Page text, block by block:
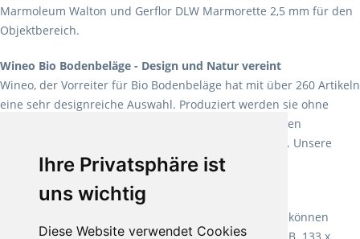
Ihre Privatsphäre ist
uns wichtig
Diese Website verwendet Cookies
Marmoleum Walton und Gerflor DLW Marmorette 2,5 mm für den
Objektbereich.
Wineo Bio Bodenbeläge - Design und Natur vereint
Wineo, der Vorreiter für Bio Bodenbeläge hat mit über 260 Artikeln
eine sehr designreiche Auswahl. Produziert werden sie ohne
Weichmacher und Lösungsmittel. Mit allen verfügbaren
Verlegearten ist er für jegliche Bauvorhaben attraktiv. Unsere
Empfehlung:Wineo 1000 Multi Layer XXL.
Teppiche für ein angenehmes Laufgefühl
machen es schon lange vor. Sie können
Teppich in Ihrem gewünschten Sondermaß kaufen, z.B. 133 x